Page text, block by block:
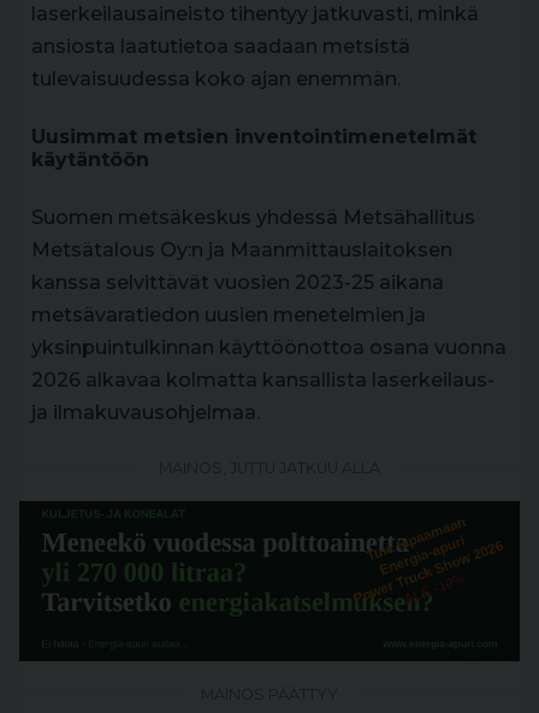
laserkeilausaineisto tihentyy jatkuvasti, minkä
ansiosta laatutietoa saadaan metsistä
tulevaisuudessa koko ajan enemmän.
Uusimmat metsien inventointimenetelmät
käytäntöön
Suomen metsäkeskus yhdessä Metsähallitus
Metsätalous Oy:n ja Maanmittauslaitoksen
kanssa selvittävät vuosien 2023-25 aikana
metsävaratiedon uusien menetelmien ja
yksinpuintulkinnan käyttöönottoa osana vuonna
2026 alkavaa kolmatta kansallista laserkeilaus-
ja ilmakuvausohjelmaa.